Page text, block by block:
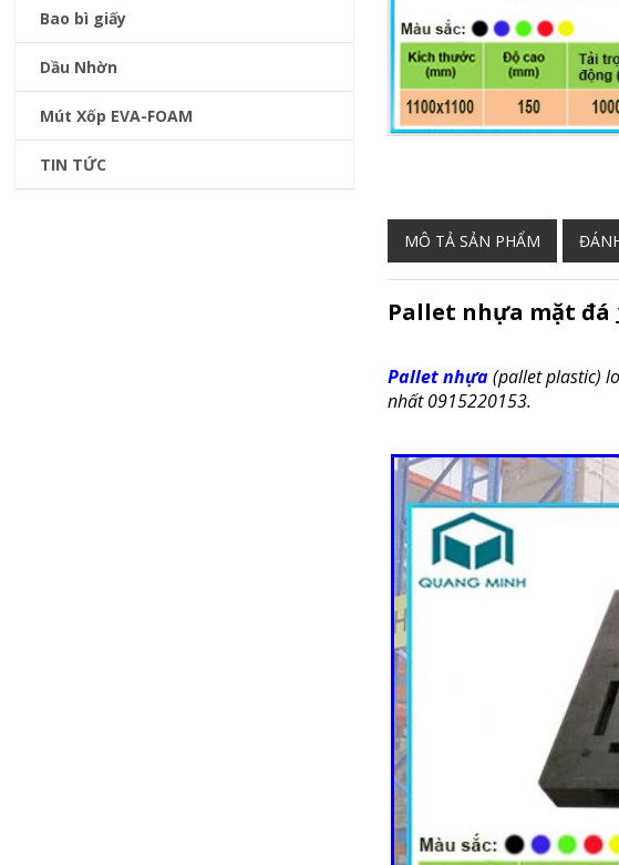
Bao bì giấy
Dầu Nhờn
Mút Xốp EVA-FOAM
TIN TỨC
MÔ TẢ SẢN PHẨM
Pallet nhựa mặt đá
Pallet nhựa(pallet plastic)
nhất 0915220153.